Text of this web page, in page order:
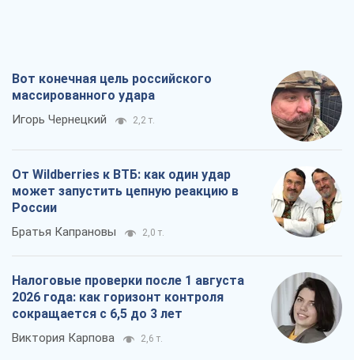
Вот конечная цель российского
массированного удара
Игорь Чернецкий 2,2 т.
От Wildberries к ВТБ: как один удар
может запустить цепную реакцию в
России
Братья Капрановы 2,0 т.
Налоговые проверки после 1 августа
2026 года: как горизонт контроля
сокращается с 6,5 до 3 лет
Виктория Карпова 2,6 т.